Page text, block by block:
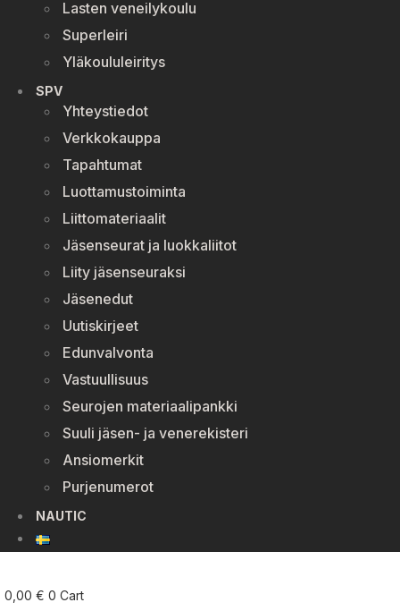
Lasten veneilykoulu
Superleiri
Yläkoululeiritys
SPV
Yhteystiedot
Verkkokauppa
Tapahtumat
Luottamustoiminta
Liittomateriaalit
Jäsenseurat ja luokkaliitot
Liity jäsenseuraksi
Jäsenedut
Uutiskirjeet
Edunvalvonta
Vastuullisuus
Seurojen materiaalipankki
Suuli jäsen- ja venerekisteri
Ansiomerkit
Purjenumerot
NAUTIC
0,00 € 0 Cart